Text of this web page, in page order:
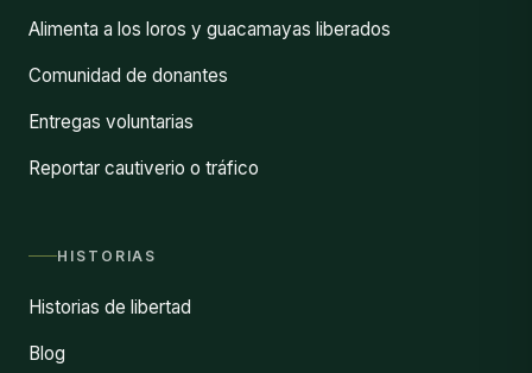
Alimenta a los loros y guacamayas liberados
Comunidad de donantes
Entregas voluntarias
Reportar cautiverio o tráfico
HISTORIAS
Historias de libertad
Blog